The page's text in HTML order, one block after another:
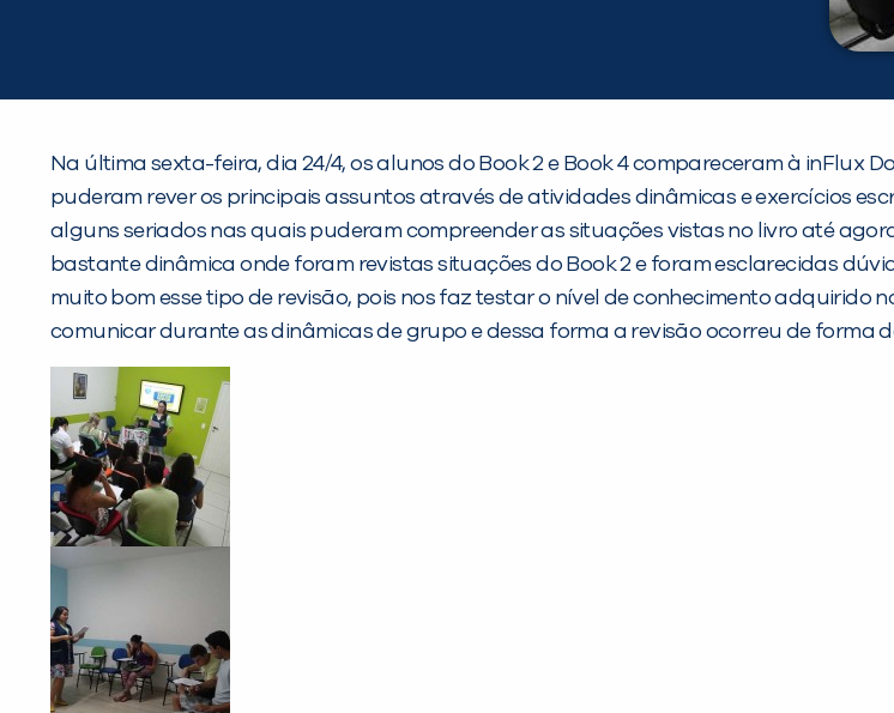
Na última sexta-feira, dia 24/4, os alunos do Book 2 e Book 4 compareceram à inFlux
puderam rever os principais assuntos através de atividades dinâmicas e exercícios
alguns seriados nas quais puderam compreender as situações vistas no livro até
bastante dinâmica onde foram revistas situações do Book 2 e foram esclarecidas
muito bom esse tipo de revisão, pois nos faz testar o nível de conhecimento adquirido
comunicar durante as dinâmicas de grupo e dessa forma a revisão ocorreu de forma